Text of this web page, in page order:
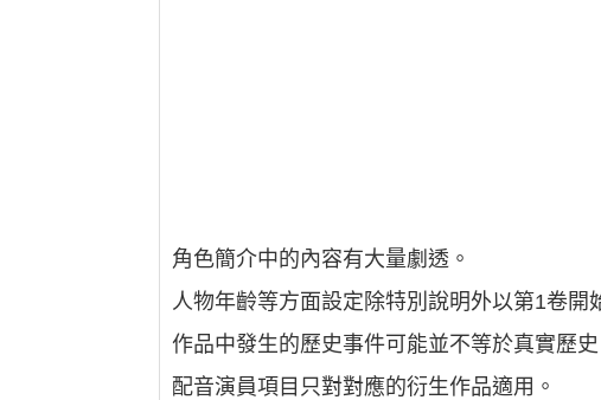
角色簡介中的內容有大量劇透。
人物年齡等方面設定除特別說明外以第1卷開
作品中發生的歷史事件可能並不等於真實歷
配音演員項目只對對應的衍生作品適用。